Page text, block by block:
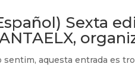
Sexta
sentim, aquesta entrada es